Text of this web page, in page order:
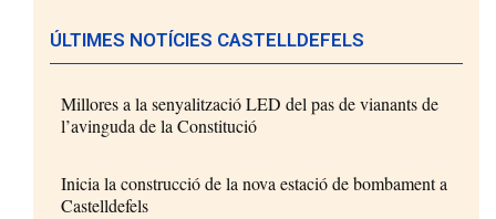
ÚLTIMES NOTÍCIES CASTELLDEFELS
Millores a la senyalització LED del pas de vianants de
l’avinguda de la Constitució
Inicia la construcció de la nova estació de bombament a
Castelldefels